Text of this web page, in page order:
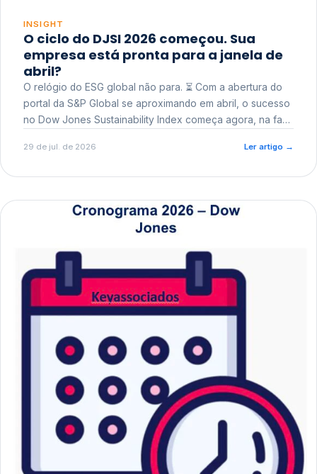
INSIGHT
O ciclo do DJSI 2026 começou. Sua
empresa está pronta para a janela de
abril?
O relógio do ESG global não para. ⏳ Com a abertura do
portal da S&P Global se aproximando em abril, o sucesso
no Dow Jones Sustainability Index começa agora, na fase
29 de jul. de 2026 Ler artigo →